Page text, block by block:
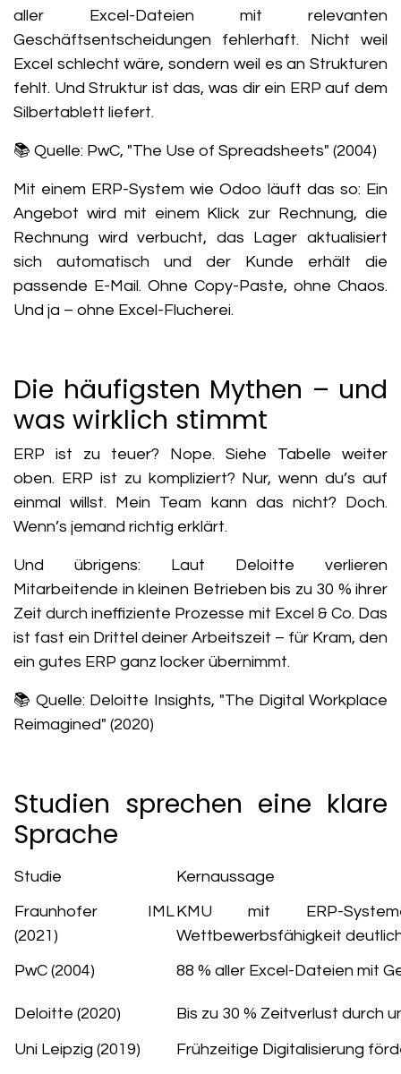
aller Excel-Dateien mit relevanten
Geschäftsentscheidungen fehlerhaft. Nicht weil
Excel schlecht wäre, sondern weil es an Strukturen
fehlt. Und Struktur ist das, was dir ein ERP auf dem
Silbertablett liefert.
📚 Quelle: PwC, "The Use of Spreadsheets" (2004)
Mit einem ERP-System wie Odoo läuft das so: Ein
Angebot wird mit einem Klick zur Rechnung, die
Rechnung wird verbucht, das Lager aktualisiert
sich automatisch und der Kunde erhält die
passende E-Mail. Ohne Copy-Paste, ohne Chaos.
Und ja – ohne Excel-Flucherei.
Die häufigsten Mythen – und
was wirklich stimmt
ERP ist zu teuer? Nope. Siehe Tabelle weiter
oben. ERP ist zu kompliziert? Nur, wenn du’s auf
einmal willst. Mein Team kann das nicht? Doch.
Wenn’s jemand richtig erklärt.
Und übrigens: Laut Deloitte verlieren
Mitarbeitende in kleinen Betrieben bis zu 30 % ihrer
Zeit durch ineffiziente Prozesse mit Excel & Co. Das
ist fast ein Drittel deiner Arbeitszeit – für Kram, den
ein gutes ERP ganz locker übernimmt.
📚 Quelle: Deloitte Insights, "The Digital Workplace
Reimagined" (2020)
Studien sprechen eine klare
Sprache
Studie Kernaussage
Fraunhofer IML
(2021)
KMU mit ERP-
Wettbewerbsfähigkeit
PwC (2004) 88 % aller Excel-Dateien mit
Deloitte (2020) Bis zu 30 % Zeitverlust durch
Uni Leipzig (2019) Frühzeitige Digitalisierung